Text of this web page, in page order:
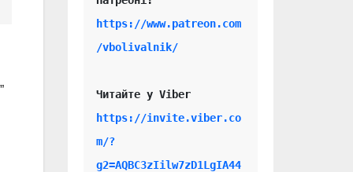
https://www.patreon.com
/vbolivalnik/
Читайте у Viber
https://invite.viber.co
m/?
g2=AQBC3zIilw7zD1LgIA44